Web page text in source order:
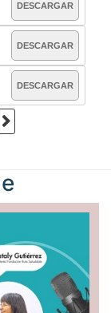
DESCARGAR
DESCARGAR
DESCARGAR